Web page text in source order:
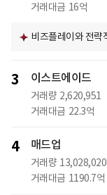
거래대금 16억
비즈플레이와 전략
3 이스트에이드
거래량 2,620,951
거래대금 22.3억
4 매드업
거래량 13,028,020
거래대금 1190.7억